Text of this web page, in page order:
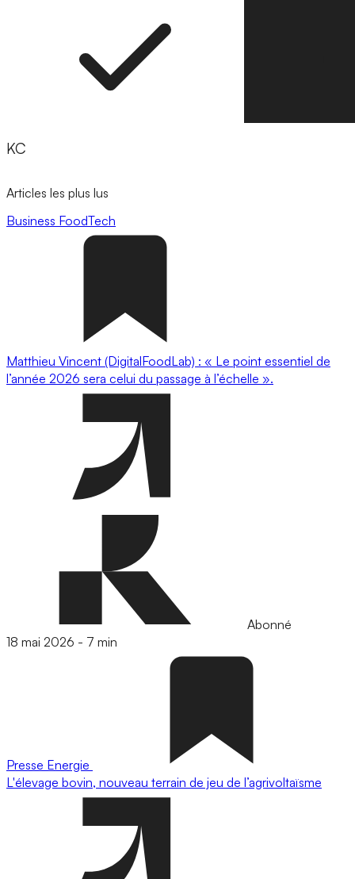
KC
Articles les plus lus
Business FoodTech
Matthieu Vincent (DigitalFoodLab) : « Le point essentiel de
l’année 2026 sera celui du passage à l’échelle ».
Abonné
18 mai 2026 - 7 min
Presse Energie
L'élevage bovin, nouveau terrain de jeu de l’agrivoltaïsme